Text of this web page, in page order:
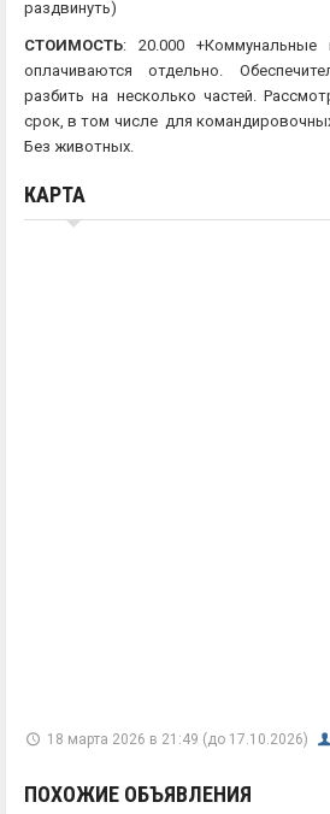
раздвинуть)
СТОИМОСТЬ: 20.000 +Коммунальные
оплачиваются отдельно.
разбить на несколько частей.
срок, в том числе для
Без животных.
КАРТА
18 марта 2026 в 21:49 (до 17.10.2026)
ПОХОЖИЕ ОБЪЯВЛЕНИЯ